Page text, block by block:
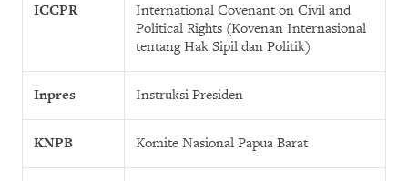
ICCPR
International Covenant on Civil and
Political Rights (Kovenan Internasional
tentang Hak Sipil dan Politik)
Inpres Instruksi Presiden
KNPB Komite Nasional Papua Barat